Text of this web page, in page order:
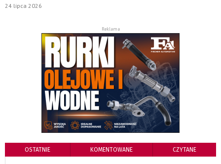
24 lipca 2026
Reklama
OSTATNIE KOMENTOWANE CZYTANE